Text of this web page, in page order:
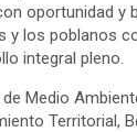
oportunidad y
y los poblanos
integral pleno.
Medio
Territorial,